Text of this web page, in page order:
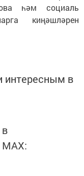
һәм социаль
киңәшләрен
в
MАХ: